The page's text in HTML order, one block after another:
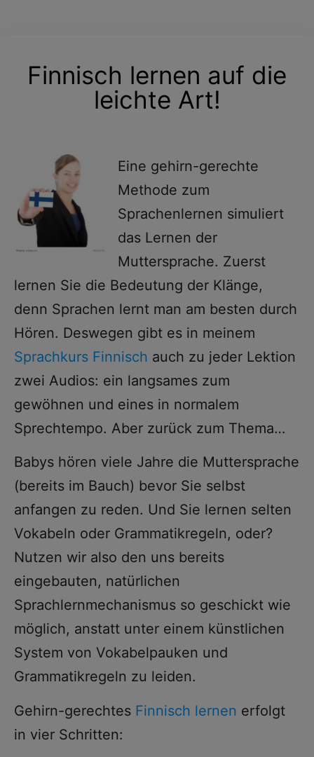
Finnisch lernen auf die
leichte Art!
Eine gehirn-gerechte
Methode zum
Sprachenlernen simuliert
das Lernen der
Muttersprache. Zuerst
lernen Sie die Bedeutung der Klänge,
denn Sprachen lernt man am besten durch
Hören. Deswegen gibt es in meinem
Sprachkurs Finnisch auch zu jeder Lektion
zwei Audios: ein langsames zum
gewöhnen und eines in normalem
Sprechtempo. Aber zurück zum Thema…
Babys hören viele Jahre die Muttersprache
(bereits im Bauch) bevor Sie selbst
anfangen zu reden. Und Sie lernen selten
Vokabeln oder Grammatikregeln, oder?
Nutzen wir also den uns bereits
eingebauten, natürlichen
Sprachlernmechanismus so geschickt wie
möglich, anstatt unter einem künstlichen
System von Vokabelpauken und
Grammatikregeln zu leiden.
Gehirn-gerechtes Finnisch lernen erfolgt
in vier Schritten: